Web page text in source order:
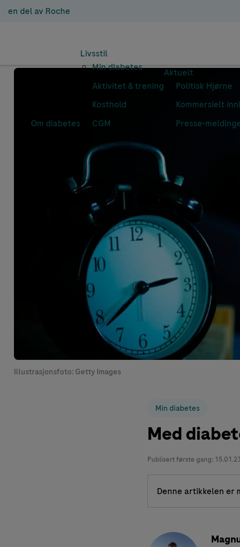
en del av Roche
Om diabetes
Livsstil
Min diabetes
Aktivitet & trening
Kosthold
CGM
Aktuelt
Politisk Hjørne
Kommersielt
Presse-
Illustrasjonsfoto: Getty Images
Min diabetes
Med
Publisert første gang:
Denne artikkelen er